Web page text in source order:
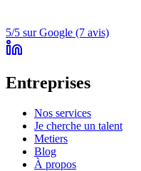
5/5 sur Google (7 avis)
Entreprises
Nos services
Je cherche un talent
Metiers
Blog
À propos